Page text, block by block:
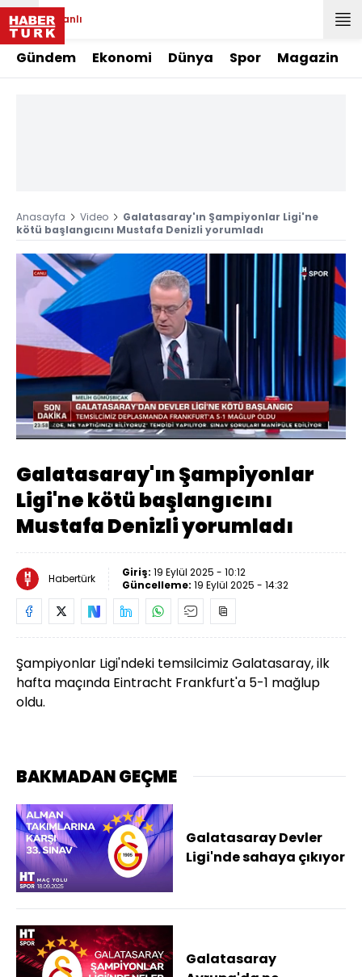
Canlı
Gündem Ekonomi Dünya Spor Magazin
Anasayfa Video
Galatasaray'ın Şampiyonlar Ligi'ne
kötü başlangıcını Mustafa Denizli yorumladı
Sesi
Aç
Yüklendi:
6.60%
Oynatma
Hızı
Galatasaray'ın Şampiyonlar
Ligi'ne kötü başlangıcını
Mustafa Denizli yorumladı
Habertürk Giriş: 19 Eylül 2025 - 10:12
Güncelleme: 19 Eylül 2025 - 14:32
Şampiyonlar Ligi'ndeki temsilcimiz Galatasaray, ilk
hafta maçında Eintracht Frankfurt'a 5-1 mağlup
oldu.
BAKMADAN GEÇME
Galatasaray Devler
Ligi'nde sahaya çıkıyor
Galatasaray